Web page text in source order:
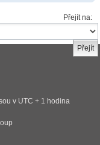
Přejít na:
v UTC + 1 hodina